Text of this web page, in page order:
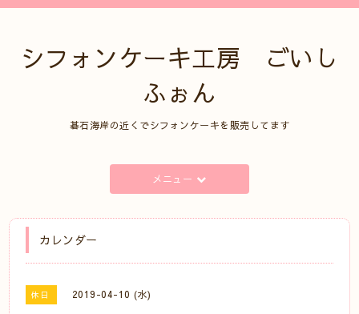
シフォンケーキ工房 ごいし
ふぉん
碁石海岸の近くでシフォンケーキを販売してます
メニュー
カレンダー
休日 2019-04-10 (水)